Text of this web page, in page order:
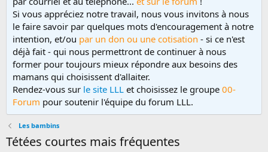
Si vous appréciez notre travail, nous vous invitons à nous
le faire savoir par quelques mots d'encouragement à notre
intention, et/ou par un don ou une cotisation - si ce n'est
déjà fait - qui nous permettront de continuer à nous
former pour toujours mieux répondre aux besoins des
mamans qui choisissent d'allaiter.
Rendez-vous sur le site LLL et choisissez le groupe 00-
Forum pour soutenir l'équipe du forum LLL.
Les bambins
Tétées courtes mais fréquentes